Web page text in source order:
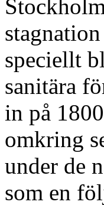
speciellt
sanitära
in på
omkring
under de
som en